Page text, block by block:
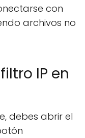
con
archivos no
IP en
debes abrir el